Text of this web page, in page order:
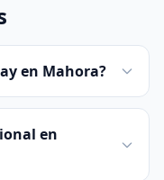
en Mahora?
en